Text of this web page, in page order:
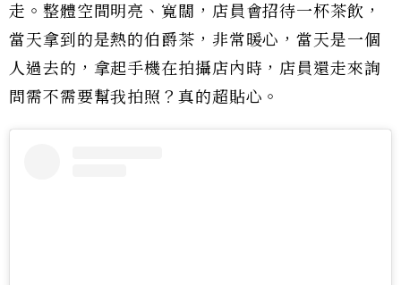
走。整體空間明亮、寬闊，店員會招待一杯茶飲，
當天拿到的是熱的伯爵茶，非常暖心，當天是一個
人過去的，拿起手機在拍攝店內時，店員還走來詢
問需不需要幫我拍照？真的超貼心。